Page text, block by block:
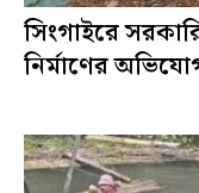
সিংগাইরে
নির্মাণের